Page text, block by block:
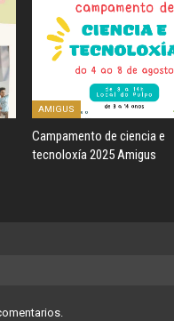
AMIGUS
Campamento de ciencia e
tecnoloxía 2025 Amigus